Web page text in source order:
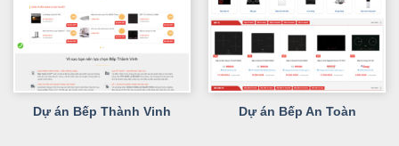
Dự án Bếp Thành Vinh Dự án Bếp An Toàn